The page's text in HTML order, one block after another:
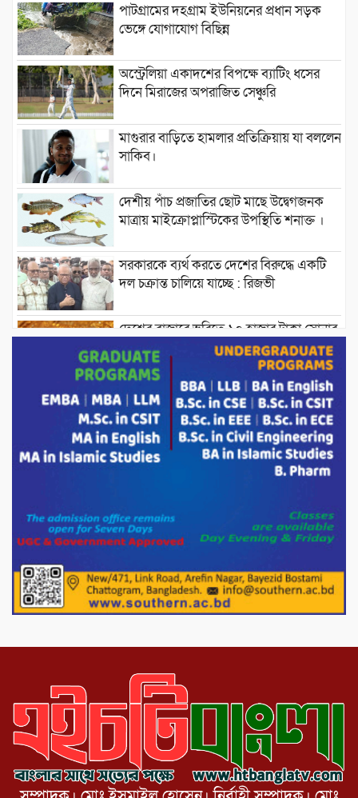
পাটগ্রামের দহগ্রাম ইউনিয়নের প্রধান সড়ক
ভেঙ্গে যোগাযোগ বিছিন্ন
অস্ট্রেলিয়া একাদশের বিপক্ষে ব্যাটিং ধসের
দিনে মিরাজের অপরাজিত সেঞ্চুরি
মাগুরার বাড়িতে হামলার প্রতিক্রিয়ায় যা বললেন
সাকিব।
দেশীয় পাঁচ প্রজাতির ছোট মাছে উদ্বেগজনক
মাত্রায় মাইক্রোপ্লাস্টিকের উপস্থিতি শনাক্ত ।
সরকারকে ব্যর্থ করতে দেশের বিরুদ্ধে একটি
দল চক্রান্ত চালিয়ে যাচ্ছে : রিজভী
দেশের বাজারে ভরিতে ১০ হাজার টাকা সোনার
দাম বাড়ানোর ঘোষণা।
ভারপ্রাপ্ত রাষ্ট্রপতি হাফিজ উদ্দিন আহমদের
সাথে এইচটি বাংলা অনলাইন পোর্টাল ও আইপি
টিভির সম্পাদক মোঃ ইসমাইল হোসেনের
সৌজন্য সাক্ষাৎ।
পাটগ্রামে জুলাই অভ্যুত্থান দিবস উপলক্ষে
পোরশায় গণঅভ্যুত্থান দিবসে শহিদ ও জুলাই
১১ দলীয় ঐক্য পোরশা উপজেলা শাখার